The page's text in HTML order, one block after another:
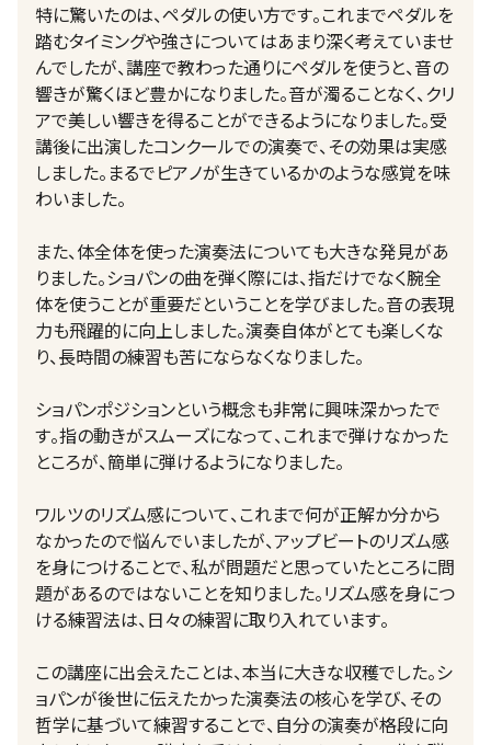
特に驚いたのは、ペダルの使い方です。これまでペダルを
踏むタイミングや強さについてはあまり深く考えていませ
んでしたが、講座で教わった通りにペダルを使うと、音の
響きが驚くほど豊かになりました。音が濁ることなく、クリ
アで美しい響きを得ることができるようになりました。受
講後に出演したコンクールでの演奏で、その効果は実感
しました。まるでピアノが生きているかのような感覚を味
わいました。
また、体全体を使った演奏法についても大きな発見があ
りました。ショパンの曲を弾く際には、指だけでなく腕全
体を使うことが重要だということを学びました。音の表現
力も飛躍的に向上しました。演奏自体がとても楽しくな
り、長時間の練習も苦にならなくなりました。
ショパンポジションという概念も非常に興味深かったで
す。指の動きがスムーズになって、これまで弾けなかった
ところが、簡単に弾けるようになりました。
ワルツのリズム感について、これまで何が正解か分から
なかったので悩んでいましたが、アップビートのリズム感
を身につけることで、私が問題だと思っていたところに問
題があるのではないことを知りました。リズム感を身につ
ける練習法は、日々の練習に取り入れています。
この講座に出会えたことは、本当に大きな収穫でした。シ
ョパンが後世に伝えたかった演奏法の核心を学び、その
哲学に基づいて練習することで、自分の演奏が格段に向